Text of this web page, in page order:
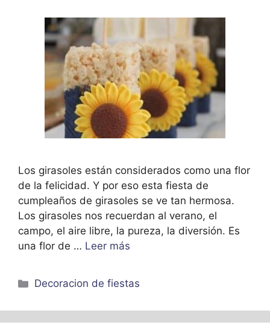
Los girasoles están considerados como una flor
de la felicidad. Y por eso esta fiesta de
cumpleaños de girasoles se ve tan hermosa.
Los girasoles nos recuerdan al verano, el
campo, el aire libre, la pureza, la diversión. Es
una flor de … Leer más
Categorías
Decoracion de fiestas